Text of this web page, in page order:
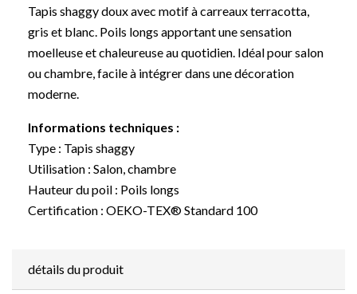
Tapis shaggy doux avec motif à carreaux terracotta,
gris et blanc. Poils longs apportant une sensation
moelleuse et chaleureuse au quotidien. Idéal pour salon
ou chambre, facile à intégrer dans une décoration
moderne.
Informations techniques :
Type : Tapis shaggy
Utilisation : Salon, chambre
Hauteur du poil : Poils longs
Certification : OEKO-TEX® Standard 100
détails du produit